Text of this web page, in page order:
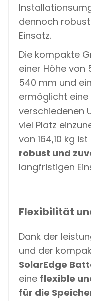
dennoch
Einsatz.
Die kompakte
einer Höhe von
540 mm und
ermöglicht eine
verschiedenen
viel Platz
von 164,10 kg
robust und
langfristigen
Flexibilität
Dank der
und der
SolarEdge
eine flexible
für die